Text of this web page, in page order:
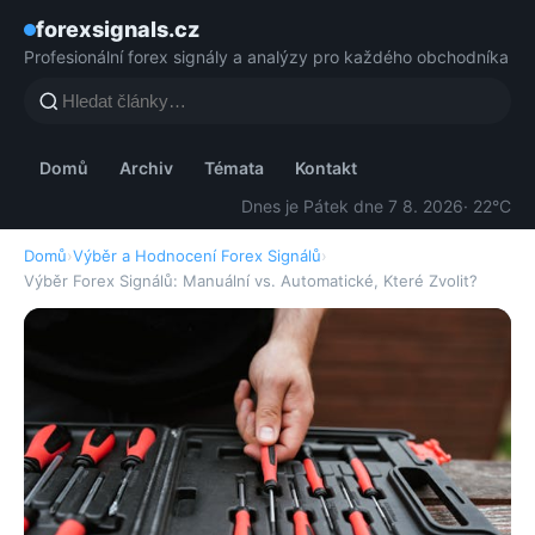
forexsignals.cz
Profesionální forex signály a analýzy pro každého obchodníka
Domů Archiv Témata
Kontakt
Dnes je Pátek dne 7 8. 2026· 22°C
Domů›Výběr a Hodnocení Forex Signálů›
Výběr Forex Signálů: Manuální vs. Automatické, Které Zvolit?